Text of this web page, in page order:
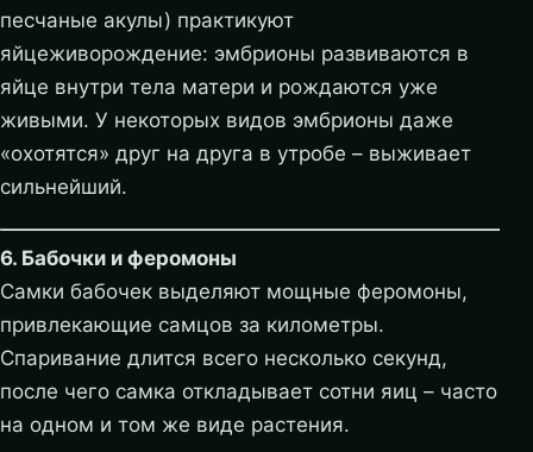
песчаные акулы) практикуют
яйцеживорождение: эмбрионы развиваются в
яйце внутри тела матери и рождаются уже
живыми. У некоторых видов эмбрионы даже
«охотятся» друг на друга в утробе – выживает
сильнейший.
6. Бабочки и феромоны
Самки бабочек выделяют мощные феромоны,
привлекающие самцов за километры.
Спаривание длится всего несколько секунд,
после чего самка откладывает сотни яиц – часто
на одном и том же виде растения.